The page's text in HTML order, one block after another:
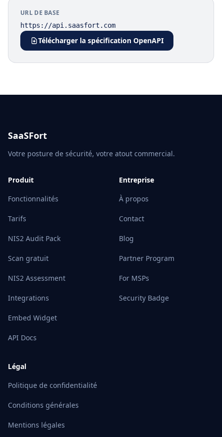
URL DE BASE
https://api.saasfort.com
Télécharger la spécification OpenAPI
SaaSFort
Votre posture de sécurité, votre atout commercial.
Produit
Fonctionnalités
Tarifs
NIS2 Audit Pack
Scan gratuit
NIS2 Assessment
Integrations
Embed Widget
API Docs
Entreprise
À propos
Contact
Blog
Partner Program
For MSPs
Security Badge
Légal
Politique de confidentialité
Conditions générales
Mentions légales